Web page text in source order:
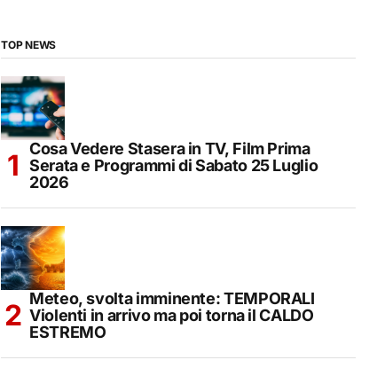
TOP NEWS
Cosa Vedere Stasera in TV, Film Prima
Serata e Programmi di Sabato 25 Luglio
2026
Meteo, svolta imminente: TEMPORALI
Violenti in arrivo ma poi torna il CALDO
ESTREMO